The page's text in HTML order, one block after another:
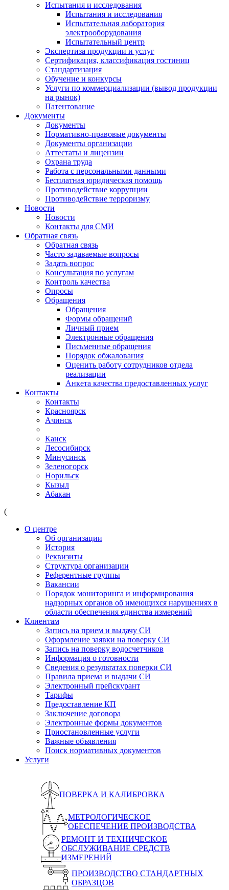
Испытания и исследования
Испытания и исследования
Испытательная лаборатория
электрооборудования
Испытательный центр
Экспертиза продукции и услуг
Сертификация, классификация гостиниц
Стандартизация
Обучение и конкурсы
Услуги по коммерциализации (вывод продукции
на рынок)
Патентование
Документы
Документы
Нормативно-правовые документы
Документы организации
Аттестаты и лицензии
Охрана труда
Работа с персональными данными
Бесплатная юридическая помощь
Противодействие коррупции
Противодействие терроризму
Новости
Новости
Контакты для СМИ
Обратная связь
Обратная связь
Часто задаваемые вопросы
Задать вопрос
Консультация по услугам
Контроль качества
Опросы
Обращения
Обращения
Формы обращений
Личный прием
Электронные обращения
Письменные обращения
Порядок обжалования
Оценить работу сотрудников отдела
реализации
Анкета качества предоставленных услуг
Контакты
Контакты
Красноярск
Ачинск
Канск
Лесосибирск
Минусинск
Зеленогорск
Норильск
Кызыл
Абакан
(
О центре
Об организации
История
Реквизиты
Структура организации
Референтные группы
Вакансии
Порядок мониторинга и информирования
надзорных органов об имеющихся нарушениях в
области обеспечения единства измерений
Клиентам
Запись на прием и выдачу СИ
Оформление заявки на поверку СИ
Запись на поверку водосчетчиков
Информация о готовности
Сведения о результатах поверки СИ
Правила приема и выдачи СИ
Электронный прейскурант
Тарифы
Предоставление КП
Заключение договора
Электронные формы документов
Приостановленные услуги
Важные объявления
Поиск нормативных документов
Услуги
ПОВЕРКА И КАЛИБРОВКА
МЕТРОЛОГИЧЕСКОЕ
ОБЕСПЕЧЕНИЕ ПРОИЗВОДСТВА
РЕМОНТ И ТЕХНИЧЕСКОЕ
ОБСЛУЖИВАНИЕ СРЕДСТВ
ИЗМЕРЕНИЙ
ПРОИЗВОДСТВО СТАНДАРТНЫХ
ОБРАЗЦОВ